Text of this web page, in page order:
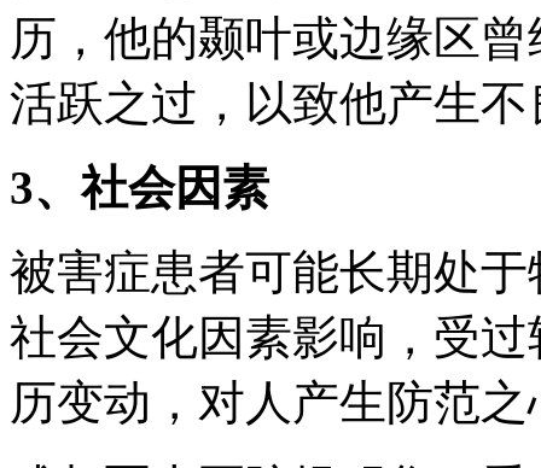
历，他的颞叶或边缘区
活跃之过，以致他产生
3、社会因素
被害症患者可能长期处
社会文化因素影响，受
历变动，对人产生防范